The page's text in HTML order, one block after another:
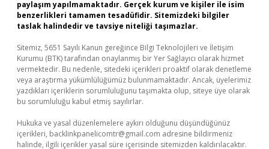
paylaşım yapılmamaktadır. Gerçek kurum ve kişiler ile isim
benzerlikleri tamamen tesadüfidir. Sitemizdeki bilgiler
taslak halindedir ve tavsiye niteliği taşımazlar.
Sitemiz, 5651 Sayılı Kanun gereğince Bilgi Teknolojileri ve İletişim
Kurumu (BTK) tarafından onaylanmış bir Yer Sağlayıcı olarak hizmet
vermektedir. Bu nedenle, sitedeki içerikleri proaktif olarak denetleme
veya araştırma yükümlülüğümüz bulunmamaktadır. Ancak, üyelerimiz
yazdıkları içeriklerin sorumluluğunu taşımakta olup, siteye üye olarak
bu sorumluluğu kabul etmiş sayılırlar.
Hukuka ve yasal düzenlemelere aykırı olduğunu düşündüğünüz
içerikleri, backlinkpanelicomtr@gmail.com adresine bildirmeniz
halinde, ilgili içerikler yasal süre içerisinde sitemizden kaldırılacaktır.